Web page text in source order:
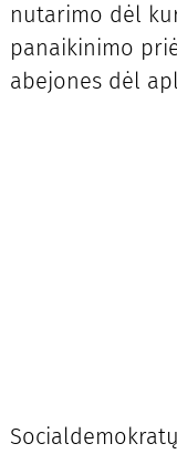
nutarimo dėl
panaikinimo
abejones dėl